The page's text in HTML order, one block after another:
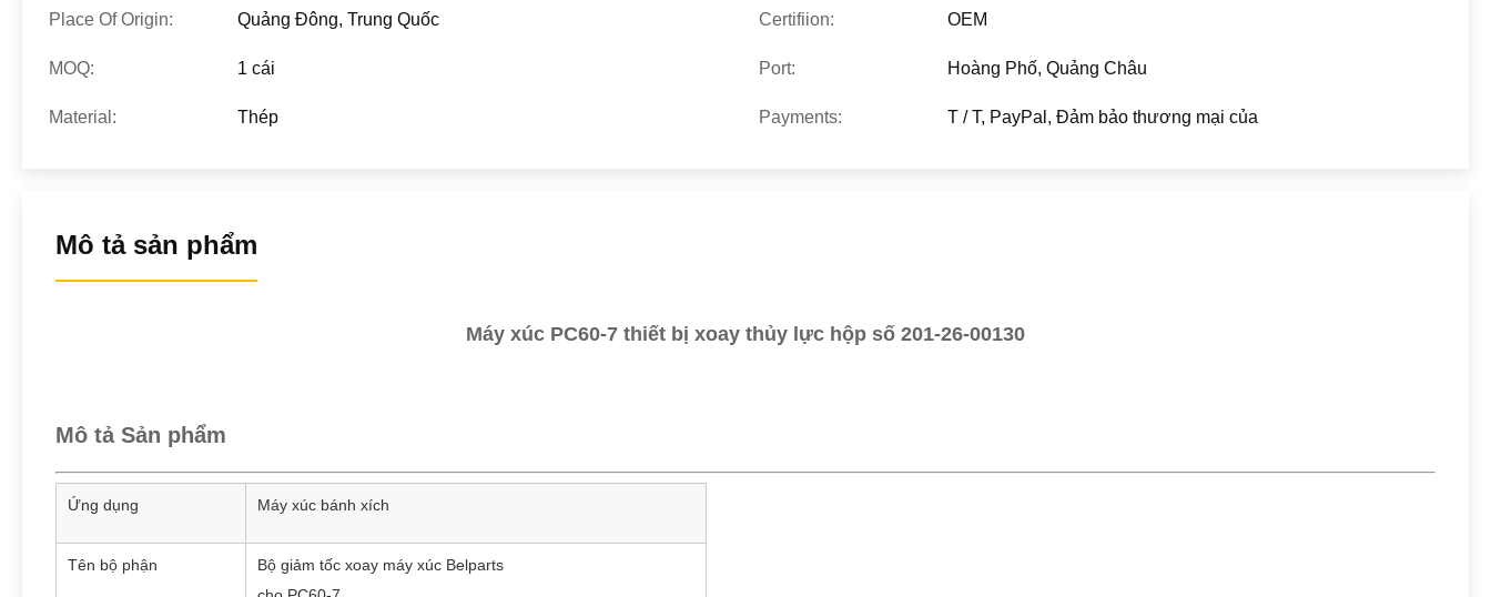
Place Of Origin: Quảng Đông, Trung Quốc Certifiion: OEM
MOQ: 1 cái Port: Hoàng Phố, Quảng Châu
Material: Thép Payments: T / T, PayPal, Đảm bảo thương mại của
Mô tả sản phẩm
Máy xúc PC60-7 thiết bị xoay thủy lực hộp số 201-26-00130
Mô tả Sản phẩm
Ứng dụng Máy xúc bánh xích
Tên bộ phận
Bộ giảm tốc xoay máy xúc Belparts